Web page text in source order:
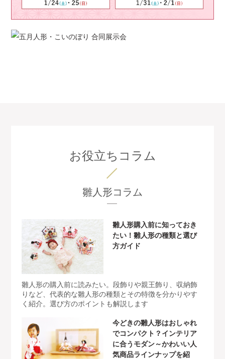
お役立ちコラム
雛人形コラム
雛人形購入前に知っておき
たい！雛人形の種類と選び
方ガイド
雛人形の購入前に読みたい。段飾りや親王飾り、収納飾
りなど、代表的な雛人形の種類とその特徴を分かりやす
く紹介。選び方のポイントも解説します
今どきの雛人形はおしゃれ
でコンパクト？インテリア
に合うモダン～かわいい人
気商品ラインナップを紹